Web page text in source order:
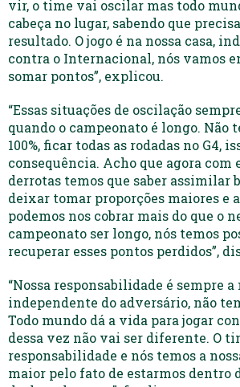
vir, o time vai oscilar mas todo
cabeça no lugar, sabendo que
resultado. O jogo é na nossa casa,
contra o Internacional, nós vamos
somar pontos”, explicou.
“Essas situações de oscilação
quando o campeonato é longo. Não
100%, ficar todas as rodadas no G4,
consequência. Acho que agora com
derrotas temos que saber assimilar
deixar tomar proporções maiores e
podemos nos cobrar mais do que o
campeonato ser longo, nós temos
recuperar esses pontos perdidos”,
“Nossa responsabilidade é sempre a
independente do adversário, não
Todo mundo dá a vida para jogar
dessa vez não vai ser diferente. O
responsabilidade e nós temos a
maior pelo fato de estarmos dentro